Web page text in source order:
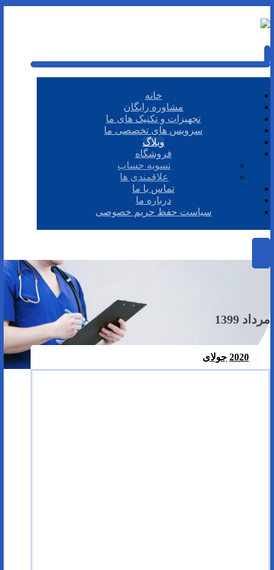
خانه
مشاوره رایگان
تجهیزات و تکنیک های ما
سرویس های تخصصی ما
وبلاگ
فروشگاه
تسویه حساب
علاقمندی ها
تماس با ما
درباره ما
سیاست حفظ حریم خصوصی
مرداد 1399
2020 جولای